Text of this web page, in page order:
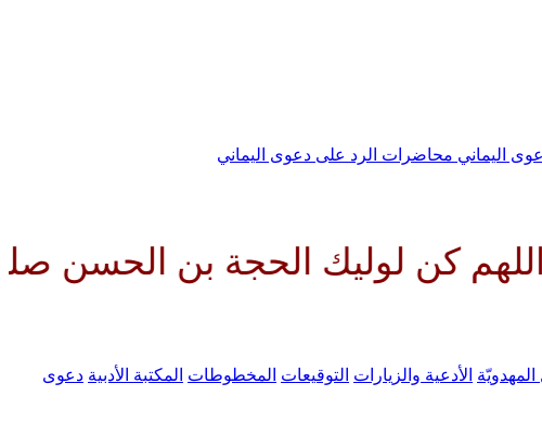
اليماني محاضرات الرد على دعوى اليماني
الحجة بن الحسن صلواتك
الأدعية والزيارات التوقيعات المخطوطات المكتبة الأدبية دعوى